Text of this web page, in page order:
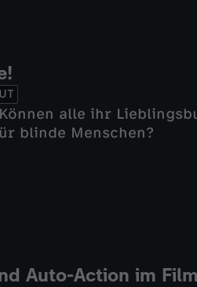
UT
alle ihr
blinde Menschen?
Auto-Action im Film